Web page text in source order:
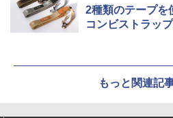
2種類のテープを
コンビストラップ
もっと関連記